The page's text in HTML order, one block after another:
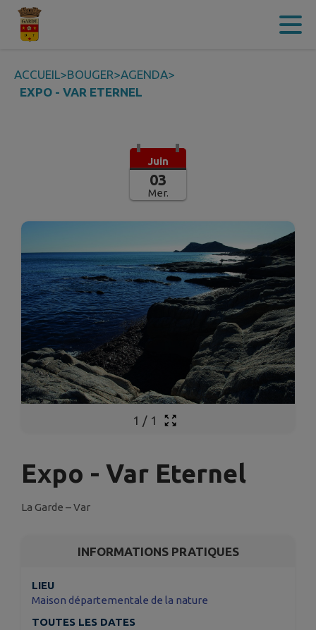
Contenu
ACCUEIL>BOUGER>AGENDA>
EXPO - VAR ETERNEL
Juin
03
Mer.
1 / 1
Expo - Var Eternel
La Garde – Var
INFORMATIONS PRATIQUES
LIEU
Maison départementale de la nature
TOUTES LES DATES